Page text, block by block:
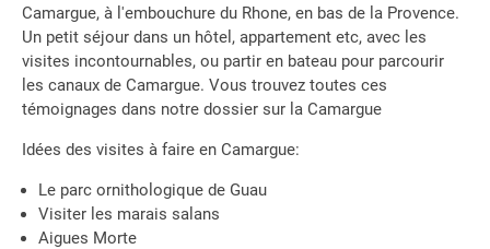
Camargue, à l'embouchure du Rhone, en bas de la Provence.
Un petit séjour dans un hôtel, appartement etc, avec les
visites incontournables, ou partir en bateau pour parcourir
les canaux de Camargue. Vous trouvez toutes ces
témoignages dans notre dossier sur la Camargue
Idées des visites à faire en Camargue:
Le parc ornithologique de Guau
Visiter les marais salans
Aigues Morte